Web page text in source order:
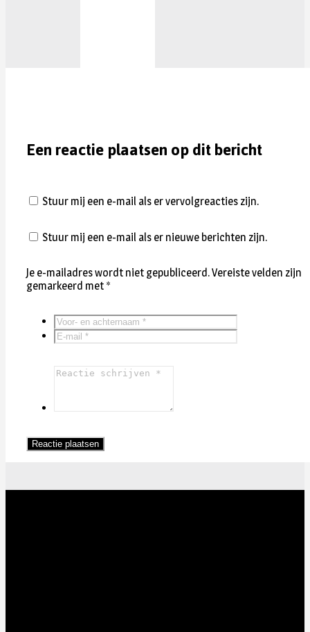
Een reactie plaatsen op dit bericht
Je e-mailadres wordt niet gepubliceerd.Vereiste velden zijn
gemarkeerd met *
Stuur mij een e-mail als er vervolgreacties zijn.
Stuur mij een e-mail als er nieuwe berichten zijn.